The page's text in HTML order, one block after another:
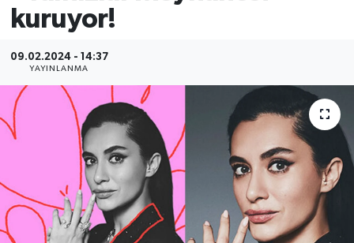
kuruyor!
09.02.2024 - 14:37
YAYINLANMA
İstanbul Trafik Yoğunluk Haritası
Tüm Manşetler
Son Dakika Haberleri
Haber Arşivi